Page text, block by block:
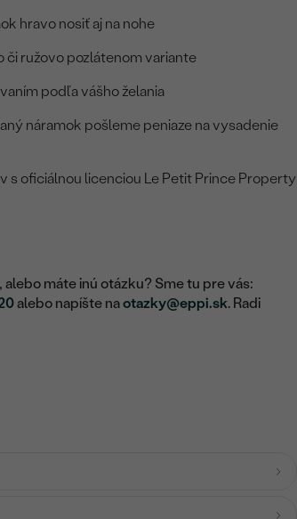
hravo nosiť aj na nohe
či ružovo pozlátenom variante
podľa vášho želania
náramok pošleme peniaze na vysadenie
oficiálnou licenciou Le Petit Prince Property
máte inú otázku? Sme tu pre vás:
alebo napíšte naotazky@eppi.sk. Radi